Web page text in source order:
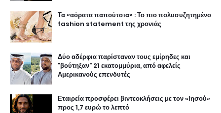
Τα «αόρατα παπούτσια» : Το πιο πολυσυζητημένο
fashion statement της χρονιάς
Δύο αδέρφια παρίσταναν τους εμίρηδες και
"βούτηξαν" 21 εκατομμύρια, από αφελείς
Αμερικανούς επενδυτές
Εταιρεία προσφέρει βιντεοκλήσεις με τον «Ιησού»
προς 1,7 ευρώ το λεπτό